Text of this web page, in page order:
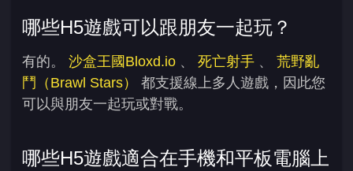
哪些H5遊戲可以跟朋友一起玩？
有的。 沙盒王國Bloxd.io 、 死亡射手 、 荒野亂
鬥（Brawl Stars）
都支援線上多人遊戲，因此您
可以與朋友一起玩或對戰。
哪些H5遊戲適合在手機和平板電腦上